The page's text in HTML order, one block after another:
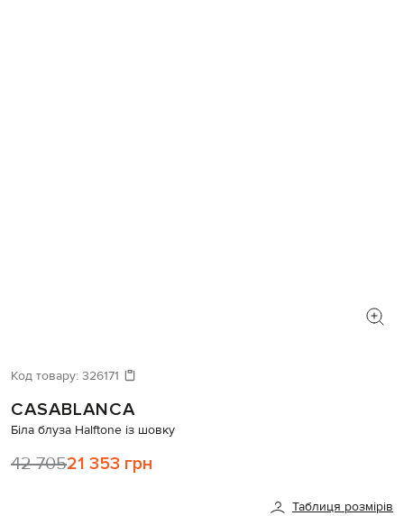
Код товару: 326171
CASABLANCA
Біла блуза Halftone із шовку
42 70521 353 грн
Таблиця розмірів